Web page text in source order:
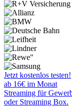
Jetzt kostenlos testen!
ab 16€ im Monat
Streaming für
oder Streaming Box.